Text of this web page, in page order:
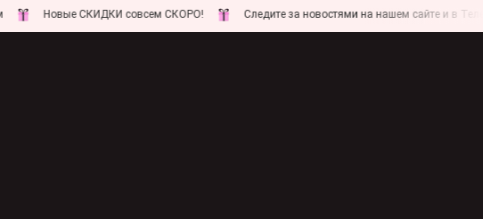
Новые СКИДКИ совсем СКОРО! Следите за новостями на нашем сайте и в Телеграм